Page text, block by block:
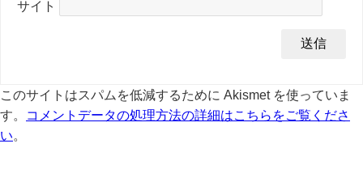
サイト
このサイトはスパムを低減するために Akismet を使っていま
す。
コメントデータの処理方法の詳細はこちらをご覧くださ
い